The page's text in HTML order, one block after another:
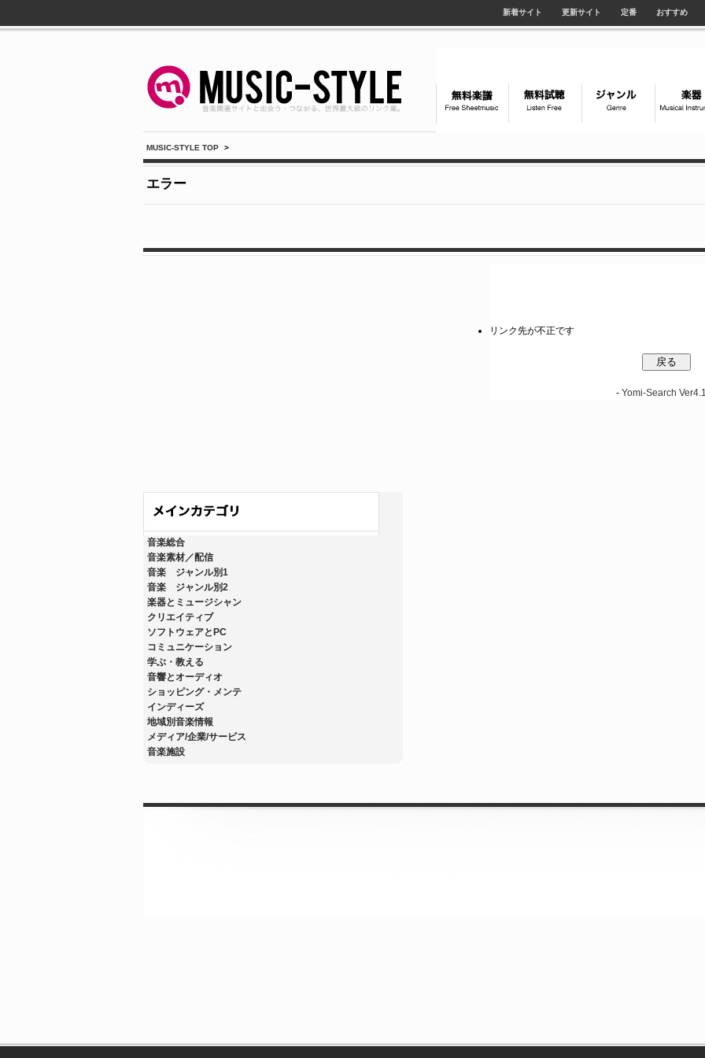
新着サイト 更新サイト 定番 おすすめ
MUSIC-STYLE TOP >
エラー
音楽総合
音楽素材／配信
音楽 ジャンル別1
音楽 ジャンル別2
楽器とミュージシャン
クリエイティブ
ソフトウェアとPC
コミュニケーション
学ぶ・教える
音響とオーディオ
ショッピング・メンテ
インディーズ
地域別音楽情報
メディア/企業/サービス
音楽施設
リンク先が不正です
- Yomi-Search